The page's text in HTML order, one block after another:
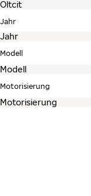
Jahr
Modell
Motorisierung